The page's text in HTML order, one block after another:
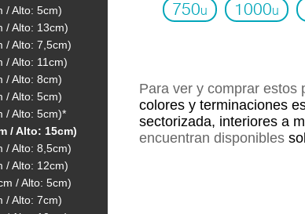
/ Alto: 5cm)
/ Alto: 13cm)
/ Alto: 7,5cm)
/ Alto: 11cm)
/ Alto: 8cm)
/ Alto: 5cm)
/ Alto: 5cm)*
/ Alto: 15cm)
/ Alto: 8,5cm)
/ Alto: 12cm)
/ Alto: 5cm)
/ Alto: 7cm)
750u 1000u
Para ver y comprar estos
colores y terminaciones
sectorizada, interiores a
encuentran disponibles